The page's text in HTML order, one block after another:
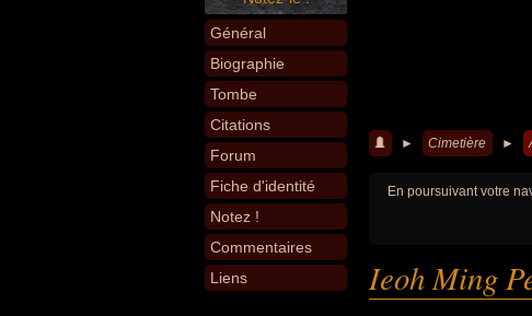
Général
Biographie
Tombe
Citations
Forum
Fiche d'identité
Notez !
Commentaires
Liens
► Cimetière ►
En poursuivant votre
Ieoh Ming